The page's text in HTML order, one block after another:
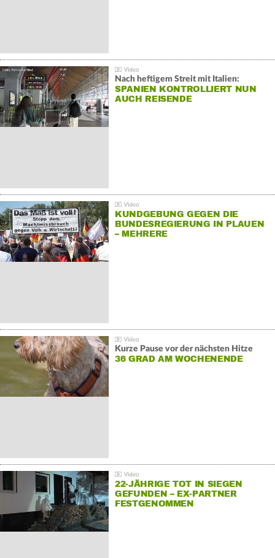
Nach heftigem Streit mit Italien:
SPANIEN KONTROLLIERT NUN
AUCH REISENDE
KUNDGEBUNG GEGEN DIE
BUNDESREGIERUNG IN PLAUEN
– MEHRERE
Kurze Pause vor der nächsten Hitze
36 GRAD AM WOCHENENDE
22-JÄHRIGE TOT IN SIEGEN
GEFUNDEN – EX-PARTNER
FESTGENOMMEN